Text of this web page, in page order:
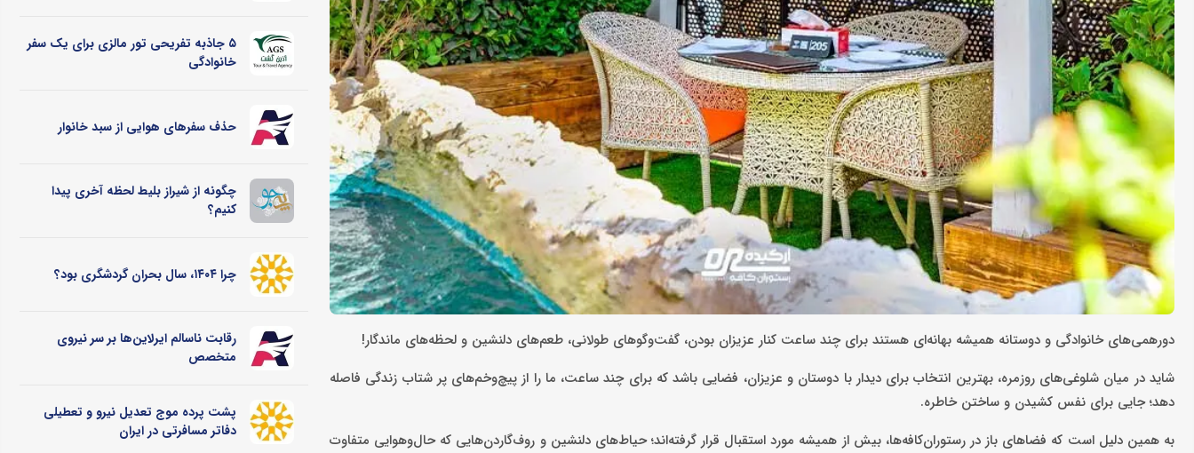
دورهمی‌های خانوادگی و دوستانه همیشه بهانه‌ای هستند برای چند ساعت کنار عزیزان بودن، گفت‌وگوهای طولانی، طعم‌های دلنشین و لحظه‌های ماندگار!
شاید در میان شلوغی‌های روزمره، بهترین انتخاب برای دیدار با دوستان و عزیزان، فضایی باشد که برای چند ساعت، ما را از پیچ‌وخم‌های پر شتاب زندگی فاصله
دهد؛ جایی برای نفس کشیدن و ساختن خاطره.
به همین دلیل است که فضاهای باز در رستوران‌کافه‌ها، بیش از همیشه مورد استقبال قرار گرفته‌اند؛ حیاط‌های دلنشین و روف‌گاردن‌هایی که حال‌وهوایی متفاوت
۵ جاذبه تفریحی تور مالزی برای یک سفر
خانوادگی
حذف سفرهای هوایی از سبد خانوار
چگونه از شیراز بلیط لحظه آخری پیدا
کنیم؟
چرا ۱۴۰۴، سال بحران گردشگری بود؟
رقابت ناسالم ایرلاین‌ها بر سر نیروی
متخصص
پشت پرده موج تعدیل نیرو و تعطیلی
دفاتر مسافرتی در ایران